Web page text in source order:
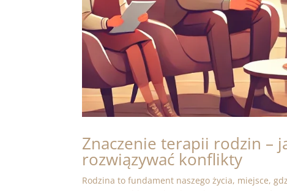
Znaczenie terapii rodzin –
rozwiązywać konflikty
Rodzina to fundament naszego życia, miejsce,